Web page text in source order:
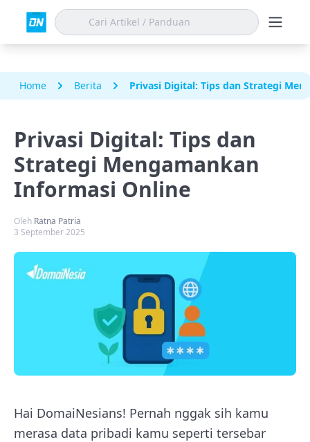
Home Berita Privasi Digital: Tips dan Strategi
Privasi Digital: Tips dan
Strategi Mengamankan
Informasi Online
Oleh Ratna Patria
3 September 2025
Hai DomaiNesians! Pernah nggak sih kamu
merasa data pribadi kamu seperti tersebar